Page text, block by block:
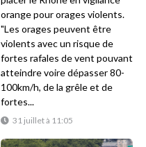
31 juillet à 11:05
orange pour orages violents.
"Les orages peuvent être
violents avec un risque de
fortes rafales de vent pouvant
atteindre voire dépasser 80-
100km/h, de la grêle et de
fortes...